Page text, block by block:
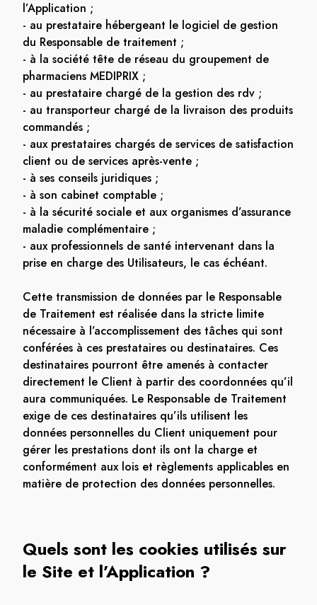
l’Application ;
- au prestataire hébergeant le logiciel de gestion
du Responsable de traitement ;
- à la société tête de réseau du groupement de
pharmaciens MEDIPRIX ;
- au prestataire chargé de la gestion des rdv ;
- au transporteur chargé de la livraison des produits
commandés ;
- aux prestataires chargés de services de satisfaction
client ou de services après-vente ;
- à ses conseils juridiques ;
- à son cabinet comptable ;
- à la sécurité sociale et aux organismes d’assurance
maladie complémentaire ;
- aux professionnels de santé intervenant dans la
prise en charge des Utilisateurs, le cas échéant.
Cette transmission de données par le Responsable
de Traitement est réalisée dans la stricte limite
nécessaire à l’accomplissement des tâches qui sont
conférées à ces prestataires ou destinataires. Ces
destinataires pourront être amenés à contacter
directement le Client à partir des coordonnées qu’il
aura communiquées. Le Responsable de Traitement
exige de ces destinataires qu’ils utilisent les
données personnelles du Client uniquement pour
gérer les prestations dont ils ont la charge et
conformément aux lois et règlements applicables en
matière de protection des données personnelles.
Quels sont les cookies utilisés sur
le Site et l’Application ?